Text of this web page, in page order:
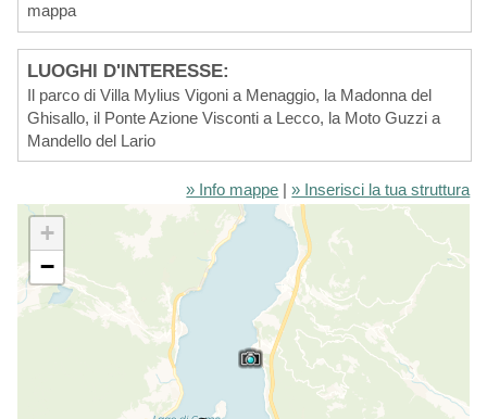
mappa
LUOGHI D'INTERESSE:
Il parco di Villa Mylius Vigoni a Menaggio, la Madonna del
Ghisallo, il Ponte Azione Visconti a Lecco, la Moto Guzzi a
Mandello del Lario
» Info mappe |» Inserisci la tua struttura
+
−